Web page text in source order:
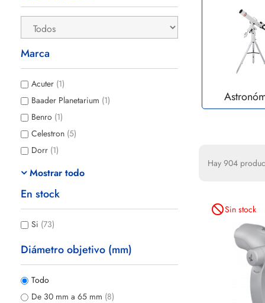
Marca
Acuter (1)
Baader Planetarium (1)
Benro (1)
Celestron (5)
Dorr (1)
Mostrar todo
En stock
Si (73)
Diámetro objetivo (mm)
Todo
De 30 mm a 65 mm (8)
Hay 904
not_interestedSin stock